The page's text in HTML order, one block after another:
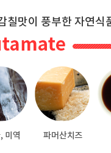
칠맛이 풍부한 자연식